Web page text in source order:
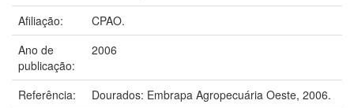
Afiliação:
CPAO.
Ano de
publicação:
2006
Referência:
Dourados: Embrapa Agropecuária Oeste, 2006.